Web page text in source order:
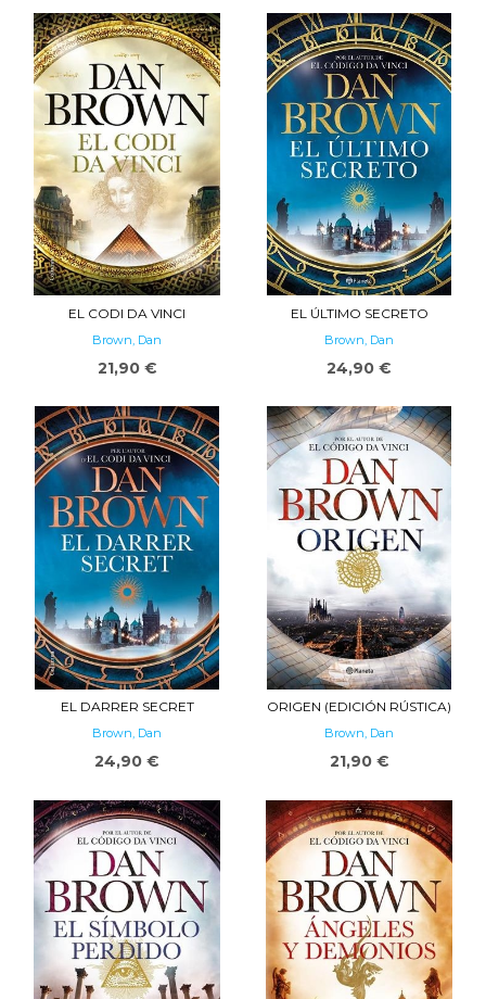
EL CODI DA VINCI
Brown, Dan
21,90 €
EL ÚLTIMO SECRETO
Brown, Dan
24,90 €
EL DARRER SECRET
Brown, Dan
24,90 €
ORIGEN (EDICIÓN RÚSTICA)
Brown, Dan
21,90 €